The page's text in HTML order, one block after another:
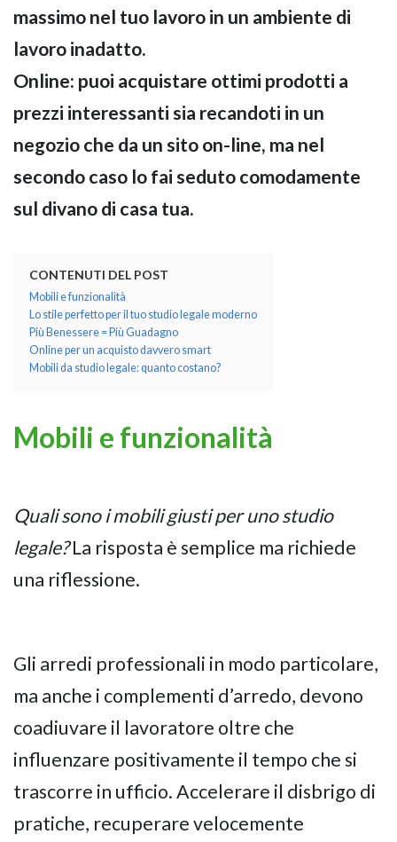
massimo nel tuo lavoro in un ambiente di
lavoro inadatto.
Online: puoi acquistare ottimi prodotti a
prezzi interessanti sia recandoti in un
negozio che da un sito on-line, ma nel
secondo caso lo fai seduto comodamente
sul divano di casa tua.
CONTENUTI DEL POST
Mobili e funzionalità
Lo stile perfetto per il tuo studio legale moderno
Più Benessere = Più Guadagno
Online per un acquisto davvero smart
Mobili da studio legale: quanto costano?
Mobili e funzionalità
Quali sono i mobili giusti per uno studio
legale?La risposta è semplice ma richiede
una riflessione.
Gli arredi professionali in modo particolare,
ma anche i complementi d’arredo, devono
coadiuvare il lavoratore oltre che
influenzare positivamente il tempo che si
trascorre in ufficio. Accelerare il disbrigo di
pratiche, recuperare velocemente